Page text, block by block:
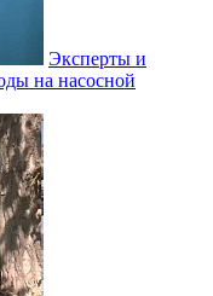
Эксперты и
на насосной